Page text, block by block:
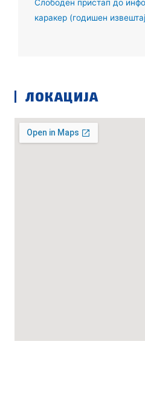
Слободен пристап до
каракер (годишен
ЛОКАЦИЈА